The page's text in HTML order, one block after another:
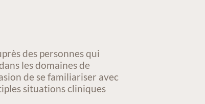
des personnes qui
les domaines de
de se familiariser avec
situations cliniques